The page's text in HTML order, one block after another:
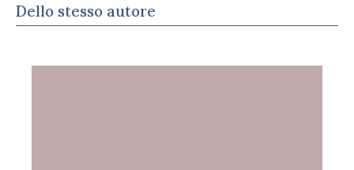
Dello stesso autore